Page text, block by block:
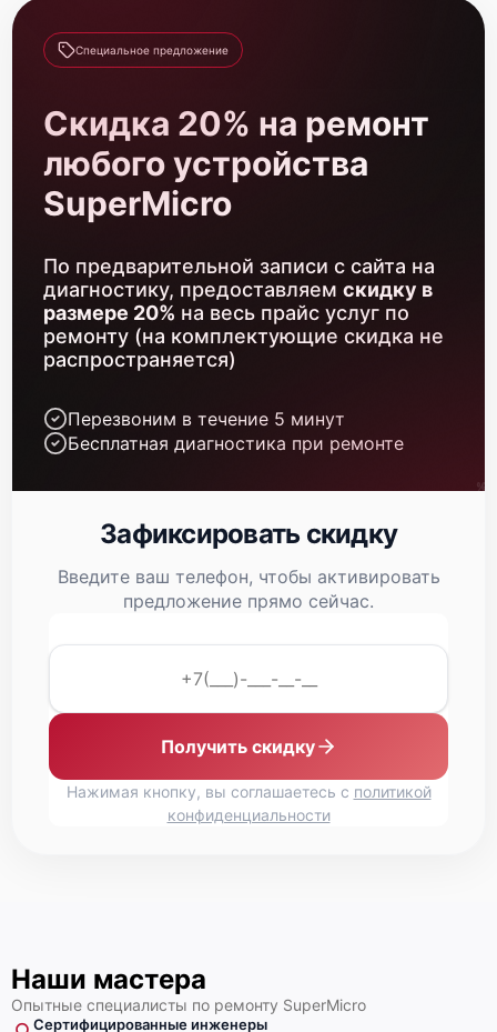
Специальное предложение
Скидка 20% на ремонт
любого устройства
SuperMicro
По предварительной записи с сайта на
диагностику, предоставляем скидку в
размере 20% на весь прайс услуг по
ремонту (на комплектующие скидка не
распространяется)
Перезвоним в течение 5 минут
Бесплатная диагностика при ремонте
Зафиксировать скидку
Введите ваш телефон, чтобы активировать
предложение прямо сейчас.
Получить скидку
Нажимая кнопку, вы соглашаетесь с политикой
конфиденциальности
Наши мастера
Опытные специалисты по ремонту SuperMicro
Сертифицированные инженеры